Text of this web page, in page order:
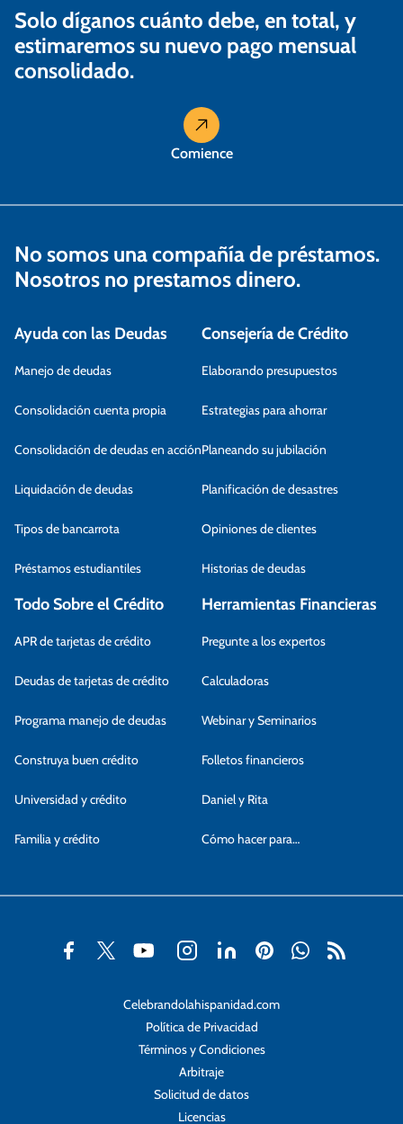
Solo díganos cuánto debe, en total, y
estimaremos su nuevo pago mensual
consolidado.
Comience
No somos una compañía de préstamos.
Nosotros no prestamos dinero.
Ayuda con las Deudas
Manejo de deudas
Consolidación cuenta propia
Consolidación de deudas en acción
Liquidación de deudas
Tipos de bancarrota
Préstamos estudiantiles
Consejería de Crédito
Elaborando presupuestos
Estrategias para ahorrar
Planeando su jubilación
Planificación de desastres
Opiniones de clientes
Historias de deudas
Todo Sobre el Crédito
APR de tarjetas de crédito
Deudas de tarjetas de crédito
Programa manejo de deudas
Construya buen crédito
Universidad y crédito
Familia y crédito
Herramientas Financieras
Pregunte a los expertos
Calculadoras
Webinar y Seminarios
Folletos financieros
Daniel y Rita
Cómo hacer para…
Celebrandolahispanidad.com
Política de Privacidad
Términos y Condiciones
Arbitraje
Solicitud de datos
Licencias